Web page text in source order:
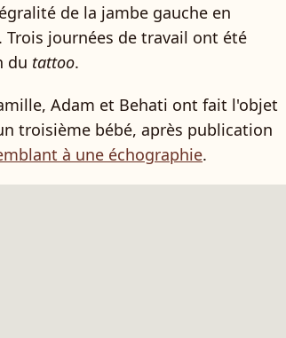
de la jambe gauche en
Trois journées de travail ont été
du tattoo.
Adam et Behati ont fait l'objet
troisième bébé, après publication
à une échographie.